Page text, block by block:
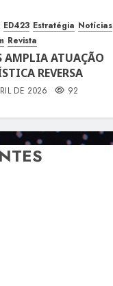
ED423 Estratégia Notícias
Revista
AMPLIA ATUAÇÃO
REVERSA
DE 2026 92